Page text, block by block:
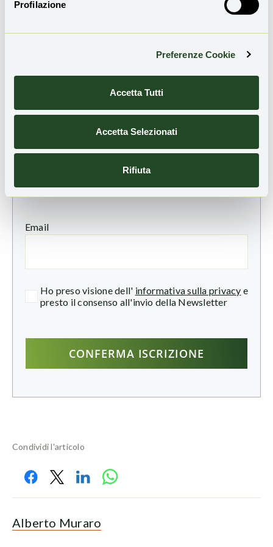
Profilazione
Preferenze Cookie
Accetta Tutti
Accetta Selezionati
Rifiuta
Iscriviti alla nostra newsletterper ricevere
aggiornamenti sulle novità e sulle storie di
rigenerazione territoriale:
Email
Ho preso visione dell' informativa sulla privacy e
presto il consenso all'invio della Newsletter
Condividi l'articolo
Alberto Muraro